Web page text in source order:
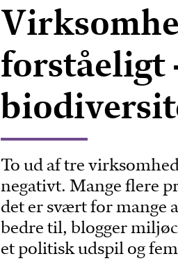
forståeligt
To ud af tre
negativt. Mange flere
det er svært for mange
bedre til, blogger
et politisk udspil og